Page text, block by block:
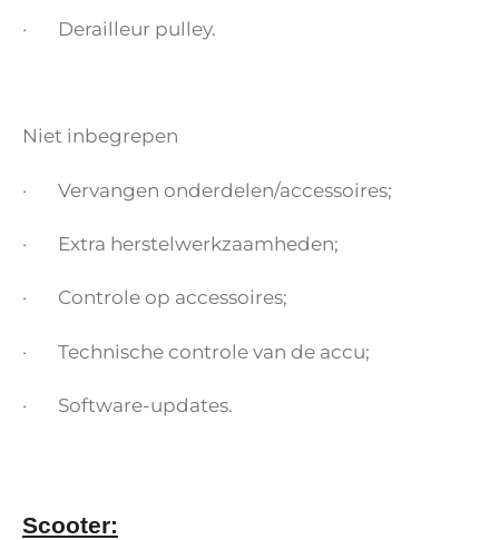
· Derailleur pulley.
Niet inbegrepen
· Vervangen onderdelen/accessoires;
· Extra herstelwerkzaamheden;
· Controle op accessoires;
· Technische controle van de accu;
· Software-updates.
Scooter: